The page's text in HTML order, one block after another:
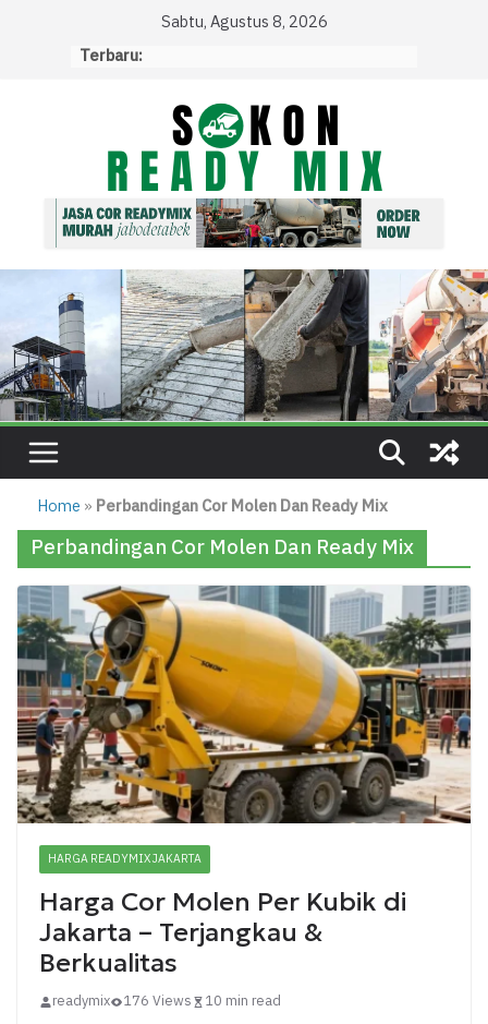
Sabtu, Agustus 8, 2026
Terbaru:
Home » Perbandingan Cor Molen Dan Ready Mix
Perbandingan Cor Molen Dan Ready Mix
HARGA READYMIX JAKARTA
Harga Cor Molen Per Kubik di
Jakarta – Terjangkau &
Berkualitas
readymix 176 Views 10 min read